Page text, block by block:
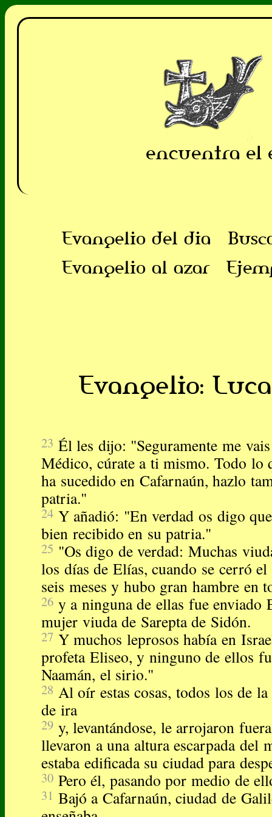
encuentra el
Evangelio del dia
Evangelio al azar
Evangelio:
23 Él les dijo: "Seguramente me
Médico, cúrate a ti mismo. Todo lo
ha sucedido en Cafarnaún, hazlo
patria."
24 Y añadió: "En verdad os digo
bien recibido en su patria."
25 "Os digo de verdad: Muchas
los días de Elías, cuando se cerró
seis meses y hubo gran hambre en
26 y a ninguna de ellas fue enviado
mujer viuda de Sarepta de Sidón.
27 Y muchos leprosos había en
profeta Eliseo, y ninguno de ellos
Naamán, el sirio."
28 Al oír estas cosas, todos los de
de ira
29 y, levantándose, le arrojaron
llevaron a una altura escarpada del
estaba edificada su ciudad para
30 Pero él, pasando por medio de
31 Bajó a Cafarnaún, ciudad de